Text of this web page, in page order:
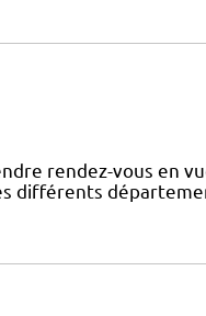
rendez-vous en
différents